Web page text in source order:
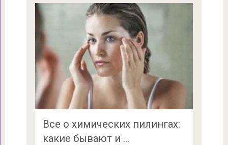
Все о химических пилингах:
какие бывают и …